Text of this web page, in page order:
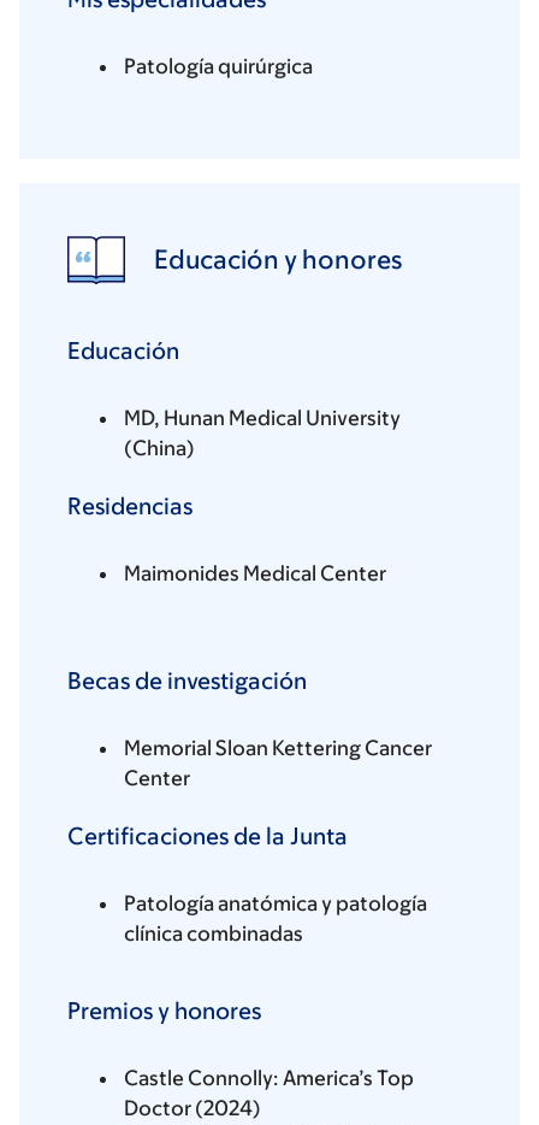
Patología quirúrgica
Educación y honores
Educación
MD, Hunan Medical University
(China)
Residencias
Maimonides Medical Center
Becas de investigación
Memorial Sloan Kettering Cancer
Center
Certificaciones de la Junta
Patología anatómica y patología
clínica combinadas
Premios y honores
Castle Connolly: America’s Top
Doctor (2024)